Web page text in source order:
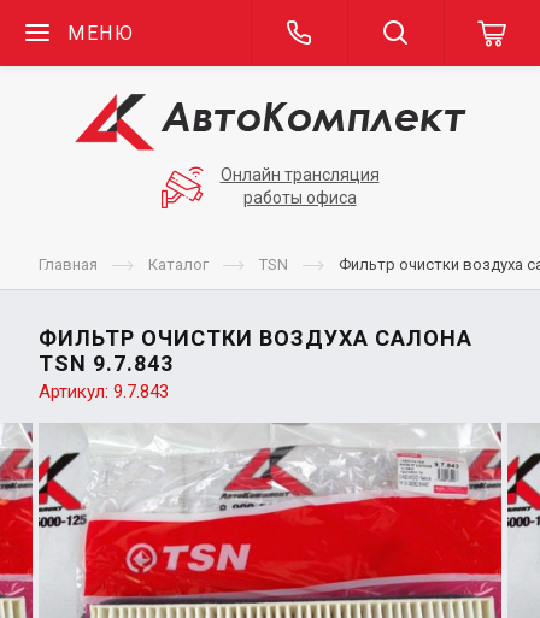
МЕНЮ
Онлайн трансляция
работы офиса
Главная Каталог TSN Фильтр очистки воздуха
ФИЛЬТР ОЧИСТКИ ВОЗДУХА САЛОНА
TSN 9.7.843
Артикул: 9.7.843